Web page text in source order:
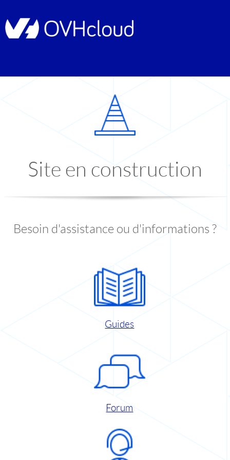
Site en construction
Besoin d'assistance ou d'informations ?
Guides
Forum